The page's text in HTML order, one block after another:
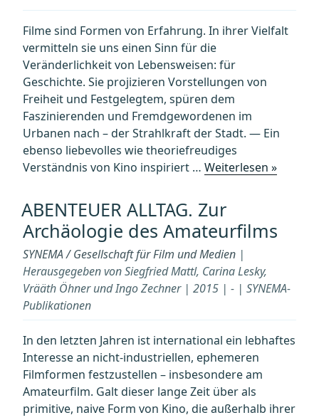
Filme sind Formen von Erfahrung. In ihrer Vielfalt
vermitteln sie uns einen Sinn für die
Veränderlichkeit von Lebensweisen: für
Geschichte. Sie projizieren Vorstellungen von
Freiheit und Festgelegtem, spüren dem
Faszinierenden und Fremdgewordenen im
Urbanen nach – der Strahlkraft der Stadt. — Ein
ebenso liebevolles wie theoriefreudiges
Verständnis von Kino inspiriert … Weiterlesen »„DIE
–
Film
ABENTEUER ALLTAG. Zur
Archäologie des Amateurfilms
SYNEMA / Gesellschaft für Film und Medien |
Herausgegeben von Siegfried Mattl, Carina Lesky,
Vrääth Öhner und Ingo Zechner | 2015 | - | SYNEMA-
Publikationen
In den letzten Jahren ist international ein lebhaftes
Interesse an nicht-industriellen, ephemeren
Filmformen festzustellen – insbesondere am
Amateurfilm. Galt dieser lange Zeit über als
primitive, naive Form von Kino, die außerhalb ihrer